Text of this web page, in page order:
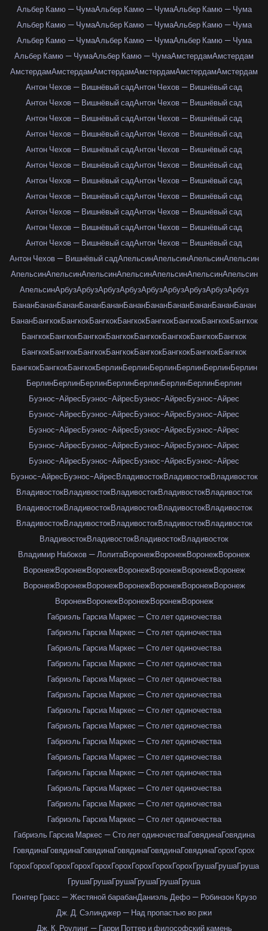
Альбер Камю — ЧумаАльбер Камю — ЧумаАльбер Камю — Чума
Альбер Камю — ЧумаАльбер Камю — ЧумаАльбер Камю — Чума
Альбер Камю — ЧумаАльбер Камю — ЧумаАльбер Камю — Чума
Альбер Камю — ЧумаАльбер Камю — ЧумаАмстердамАмстердам
АмстердамАмстердамАмстердамАмстердамАмстердамАмстердам
Антон Чехов — Вишнёвый садАнтон Чехов — Вишнёвый сад
Антон Чехов — Вишнёвый садАнтон Чехов — Вишнёвый сад
Антон Чехов — Вишнёвый садАнтон Чехов — Вишнёвый сад
Антон Чехов — Вишнёвый садАнтон Чехов — Вишнёвый сад
Антон Чехов — Вишнёвый садАнтон Чехов — Вишнёвый сад
Антон Чехов — Вишнёвый садАнтон Чехов — Вишнёвый сад
Антон Чехов — Вишнёвый садАнтон Чехов — Вишнёвый сад
Антон Чехов — Вишнёвый садАнтон Чехов — Вишнёвый сад
Антон Чехов — Вишнёвый садАнтон Чехов — Вишнёвый сад
Антон Чехов — Вишнёвый садАнтон Чехов — Вишнёвый сад
Антон Чехов — Вишнёвый садАнтон Чехов — Вишнёвый сад
Антон Чехов — Вишнёвый садАпельсинАпельсинАпельсинАпельсин
АпельсинАпельсинАпельсинАпельсинАпельсинАпельсинАпельсин
АпельсинАрбузАрбузАрбузАрбузАрбузАрбузАрбузАрбузАрбуз
БананБананБананБананБананБананБананБананБананБананБанан
БананБангкокБангкокБангкокБангкокБангкокБангкокБангкокБангкок
БангкокБангкокБангкокБангкокБангкокБангкокБангкокБангкок
БангкокБангкокБангкокБангкокБангкокБангкокБангкокБангкок
БангкокБангкокБангкокБерлинБерлинБерлинБерлинБерлинБерлин
БерлинБерлинБерлинБерлинБерлинБерлинБерлинБерлин
Буэнос-АйресБуэнос-АйресБуэнос-АйресБуэнос-Айрес
Буэнос-АйресБуэнос-АйресБуэнос-АйресБуэнос-Айрес
Буэнос-АйресБуэнос-АйресБуэнос-АйресБуэнос-Айрес
Буэнос-АйресБуэнос-АйресБуэнос-АйресБуэнос-Айрес
Буэнос-АйресБуэнос-АйресБуэнос-АйресБуэнос-Айрес
Буэнос-АйресБуэнос-АйресВладивостокВладивостокВладивосток
ВладивостокВладивостокВладивостокВладивостокВладивосток
ВладивостокВладивостокВладивостокВладивостокВладивосток
ВладивостокВладивостокВладивостокВладивостокВладивосток
ВладивостокВладивостокВладивостокВладивосток
Владимир Набоков — ЛолитаВоронежВоронежВоронежВоронеж
ВоронежВоронежВоронежВоронежВоронежВоронежВоронеж
ВоронежВоронежВоронежВоронежВоронежВоронежВоронеж
ВоронежВоронежВоронежВоронежВоронеж
Габриэль Гарсиа Маркес — Сто лет одиночества
Габриэль Гарсиа Маркес — Сто лет одиночества
Габриэль Гарсиа Маркес — Сто лет одиночества
Габриэль Гарсиа Маркес — Сто лет одиночества
Габриэль Гарсиа Маркес — Сто лет одиночества
Габриэль Гарсиа Маркес — Сто лет одиночества
Габриэль Гарсиа Маркес — Сто лет одиночества
Габриэль Гарсиа Маркес — Сто лет одиночества
Габриэль Гарсиа Маркес — Сто лет одиночества
Габриэль Гарсиа Маркес — Сто лет одиночества
Габриэль Гарсиа Маркес — Сто лет одиночества
Габриэль Гарсиа Маркес — Сто лет одиночества
Габриэль Гарсиа Маркес — Сто лет одиночества
Габриэль Гарсиа Маркес — Сто лет одиночества
Габриэль Гарсиа Маркес — Сто лет одиночестваГовядинаГовядина
ГовядинаГовядинаГовядинаГовядинаГовядинаГовядинаГорохГорох
ГорохГорохГорохГорохГорохГорохГорохГорохГорохГрушаГрушаГруша
ГрушаГрушаГрушаГрушаГрушаГруша
Гюнтер Грасс — Жестяной барабанДаниэль Дефо — Робинзон Крузо
Дж. Д. Сэлинджер — Над пропастью во ржи
Дж. К. Роулинг — Гарри Поттер и философский камень